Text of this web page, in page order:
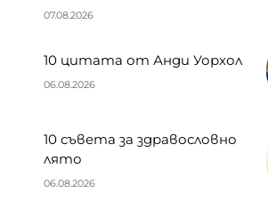
07.08.2026
10 цитата от Анди Уорхол
06.08.2026
10 съвета за здравословно
лято
06.08.2026